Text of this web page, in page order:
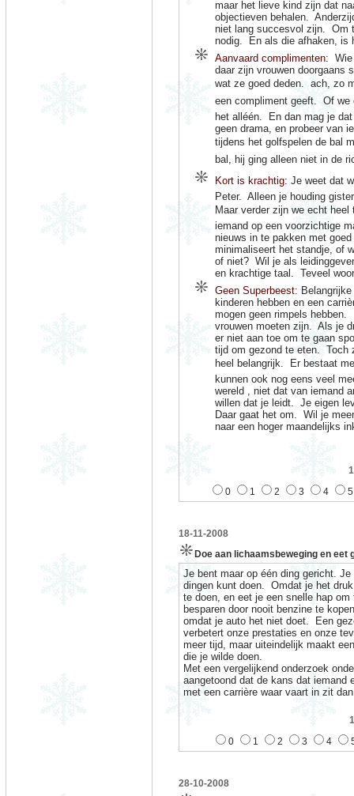
maar het lieve kind zijn dat
objectieven behalen.
niet lang succesvol zijn.
Om
nodig.
En als die afhaken, is
Aanvaard complimenten:
daar zijn vrouwen doorgaans
wat ze goed deden.
ach, zo
een compliment geeft.
Of
het alléén.
En dan mag je
geen drama, en probeer van
tijdens het golfspelen de bal
bal, hij ging alleen niet in de
Kort is krachtig: Je weet dat
Peter.
Alleen je houding
Maar verder zijn we echt heel
iemand op een voorzichtige
nieuws in te pakken met
minimaliseert het standje, of
of niet? Wil je als
en krachtige taal.
Teveel
Geen Superbeest:
kinderen hebben en een
mogen geen rimpels hebben.
vrouwen moeten zijn.
Als je
er niet aan toe om te gaan
tijd om gezond te eten.
Toch
heel belangrijk.
Er bestaat
kunnen ook nog eens veel
wereld , niet dat van iemand
willen dat je leidt.
Je eigen
Daar gaat het om.
Wil je
naar een hoger maandelijks
0
1 2 3 4
18-11-2008
Doe aan lichaamsbeweging en eet
Je bent maar op één ding gericht.
dingen kunt doen.
Omdat je het
te doen, en eet je een snelle hap om
besparen door nooit benzine te
omdat je auto het niet doet.
Een
verbetert onze prestaties en onze
meer tijd, maar uiteindelijk maakt
die je wilde doen.
Met een vergelijkend onderzoek
aangetoond dat de kans dat iemand
met een carrière waar vaart in zit
0
1 2 3 4
28-10-2008